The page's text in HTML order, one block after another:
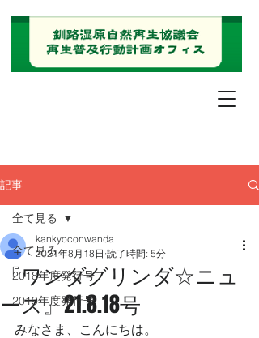
記事
全て見る
2018年度発行号
2019年度発行号
全て見る
『ワンダグリンダ☆ニュ
ース』21.8.18号
kankyoconwanda
2021年8月18日 読了時間: 5分
みなさま、こんにちは。